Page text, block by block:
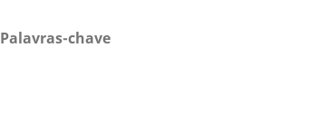
Palavras-chave